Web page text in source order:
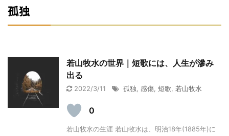
孤独
若山牧水の世界｜短歌には、人生が滲み
出る
2022/3/11 孤独 感傷 短歌 若山牧水
0
若山牧水の生涯 若山牧水は、明治18年(1885年)に